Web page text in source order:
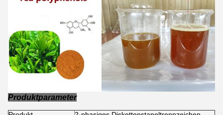
Produktparameter